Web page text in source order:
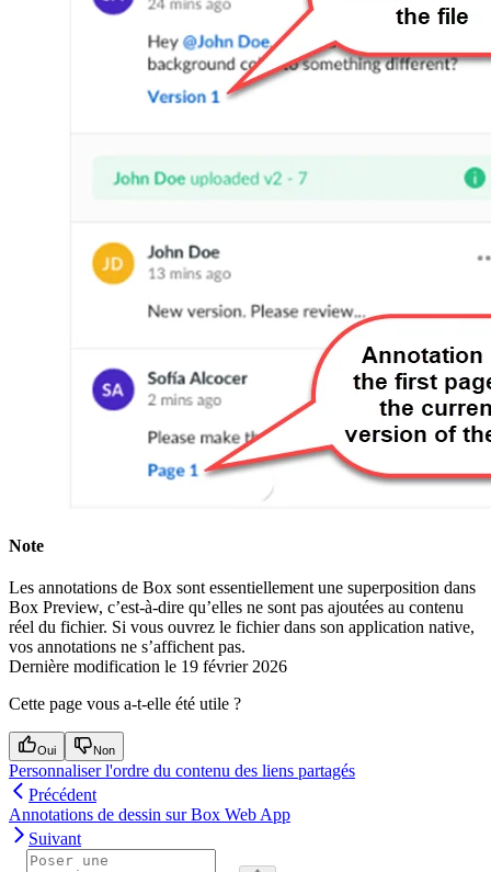
Note
Les annotations de Box sont essentiellement une superposition dans
Box Preview, c’est-à-dire qu’elles ne sont pas ajoutées au contenu
réel du fichier. Si vous ouvrez le fichier dans son application native,
vos annotations ne s’affichent pas.
Dernière modification le 19 février 2026
Cette page vous a-t-elle été utile ?
Oui Non
Personnaliser l'ordre du contenu des liens partagés
Précédent
Annotations de dessin sur Box Web App
Suivant